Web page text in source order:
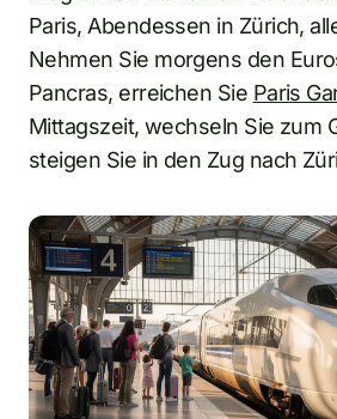
Paris, Abendessen in Zürich,
Nehmen Sie morgens den
Pancras, erreichen Sie Paris
Mittagszeit, wechseln Sie zum
steigen Sie in den Zug nach